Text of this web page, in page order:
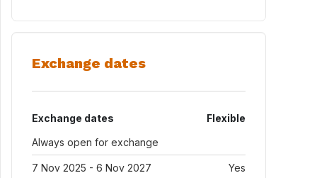
Exchange dates
Exchange dates
Flexible
Always open for exchange
7 Nov 2025 - 6 Nov 2027 Yes